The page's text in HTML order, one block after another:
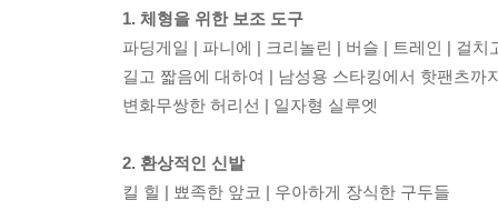
1. 체형을 위한 보조 도구
파딩게일 | 파니에 | 크리놀린 | 버슬 | 트레인 | 걸치
길고 짧음에 대하여 | 남성용 스타킹에서 핫팬츠까
변화무쌍한 허리선 | 일자형 실루엣
2. 환상적인 신발
킬 힐 | 뾰족한 앞코 | 우아하게 장식한 구두들